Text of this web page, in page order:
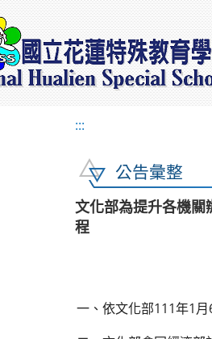
:::
公告彙整
文化部為提升各機關
程
一、依文化部111年1